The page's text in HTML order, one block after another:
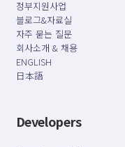
정부지원사업
블로그&자료실
자주 묻는 질문
회사소개 & 채용
ENGLISH
日本語
Developers